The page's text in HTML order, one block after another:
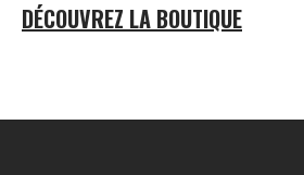
DÉCOUVREZ LA BOUTIQUE